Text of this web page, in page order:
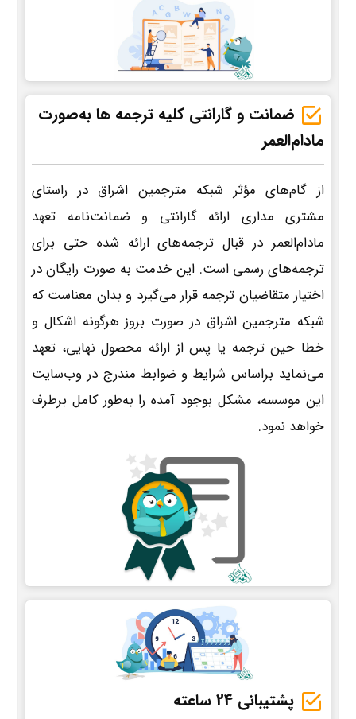
ضمانت و گارانتی کلیه ترجمه ها به‌صورت
مادام‌العمر
از گام‌های مؤثر شبکه مترجمین اشراق در راستای
مشتری مداری ارائه گارانتی و ضمانت‌نامه تعهد
مادام‌العمر در قبال ترجمه‌های ارائه شده حتی برای
ترجمه‌های رسمی است. این خدمت به صورت رایگان در
اختیار متقاضیان ترجمه قرار می‌گیرد و بدان معناست که
شبکه مترجمین اشراق در صورت بروز هرگونه اشکال و
خطا حین ترجمه یا پس از ارائه محصول نهایی، تعهد
می‌نماید براساس شرایط و ضوابط مندرج در وب‌سایت
این موسسه، مشکل بوجود آمده را به‌طور کامل برطرف
خواهد نمود.
پشتیبانی 24 ساعته